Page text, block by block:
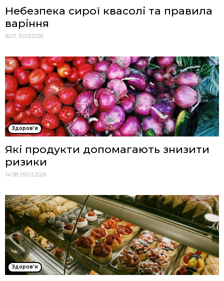
Небезпека сирої квасолі та правила
варіння
16:01, 10.03.2026
Здоров'я
Які продукти допомагають знизити
ризики
14:58, 09.03.2026
Здоров'я